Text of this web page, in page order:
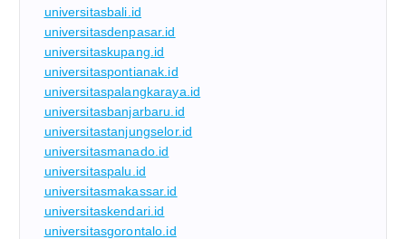
universitasbali.id
universitasdenpasar.id
universitaskupang.id
universitaspontianak.id
universitaspalangkaraya.id
universitasbanjarbaru.id
universitastanjungselor.id
universitasmanado.id
universitaspalu.id
universitasmakassar.id
universitaskendari.id
universitasgorontalo.id